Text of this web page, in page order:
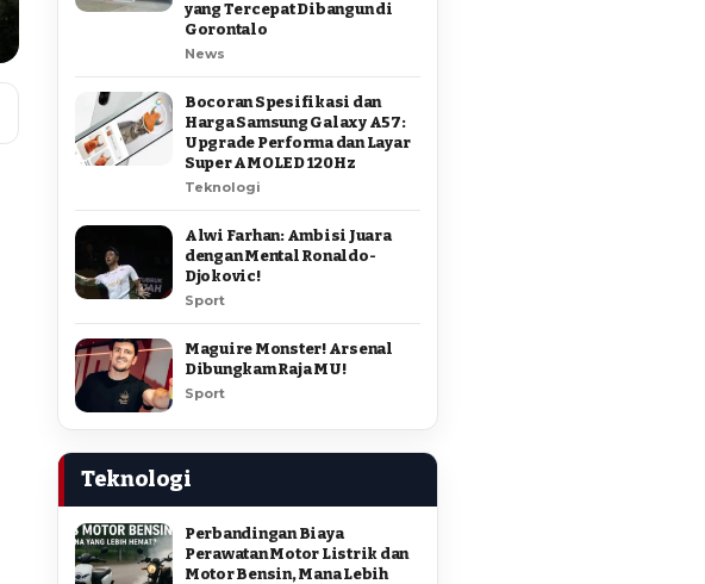
yang Tercepat Dibangun di
Gorontalo
News
Bocoran Spesifikasi dan
Harga Samsung Galaxy A57:
Upgrade Performa dan Layar
Super AMOLED 120Hz
Teknologi
Alwi Farhan: Ambisi Juara
dengan Mental Ronaldo-
Djokovic!
Sport
Maguire Monster! Arsenal
Dibungkam Raja MU!
Sport
Teknologi
Perbandingan Biaya
Perawatan Motor Listrik dan
Motor Bensin, Mana Lebih